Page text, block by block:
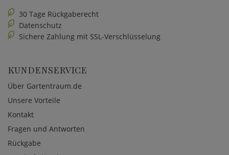
30 Tage Rückgaberecht
Datenschutz
Sichere Zahlung mit SSL-Verschlüsselung
KUNDENSERVICE
Über Gartentraum.de
Unsere Vorteile
Kontakt
Fragen und Antworten
Rückgabe